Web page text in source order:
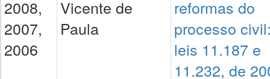
2008,
2007,
2006
Vicente de
Paula
reformas do
processo
leis 11.187 e
11.232, de